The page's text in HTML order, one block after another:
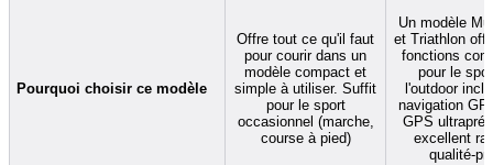
Pourquoi choisir ce modèle
Offre tout ce qu'il faut
pour courir dans un
modèle compact et
simple à utiliser. Suffit
pour le sport
occasionnel (marche,
course à pied)
Un modèle
et Triathlon
fonctions
pour le
l'outdoor
navigation
GPS
excellent
qualité-